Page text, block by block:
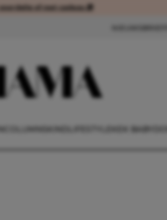
of met cadeau 🎁
Abonneer voordelig of met cadeau 🎁